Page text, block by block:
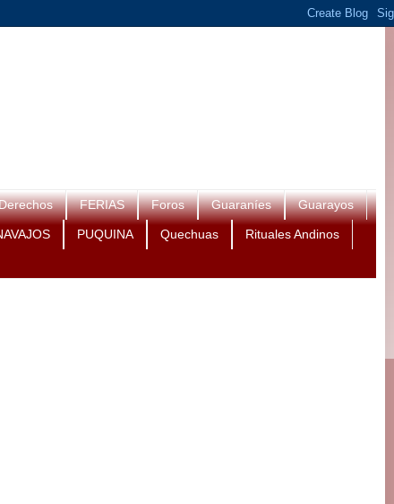
FERIAS Foros Guaraníes Guarayos
PUQUINA Quechuas Rituales Andinos